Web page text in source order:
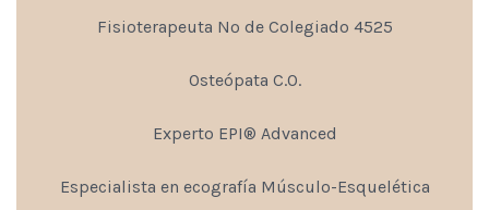
Fisioterapeuta Nº de Colegiado 4525
Osteópata C.O.
Experto EPI® Advanced
Especialista en ecografía Músculo-Esquelética